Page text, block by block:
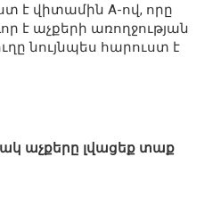
է վիտամին А-ով, որը
է աչքերի առողջության
նույնպես հարուստ է
աչքերը լվացեք տաք